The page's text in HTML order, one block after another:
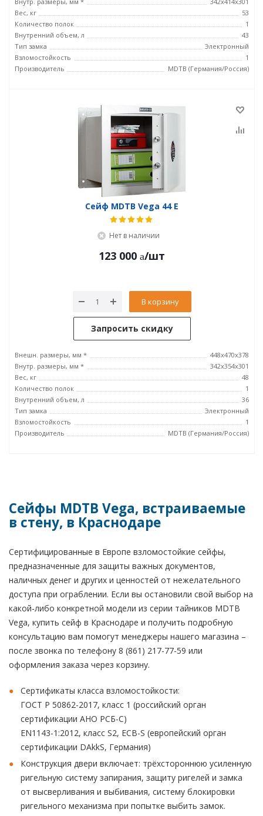
Вес, кг
53
Количество полок
1
Внутренний объем, л
43
Тип замка
Электронный
Взломостойкость
1
Производитель
MDTB (Германия/Россия)
Сейф MDTB Vega 44 Е
Нет в наличии
123 000 /шт
В корзину
Запросить скидку
Внешн. размеры, мм *
448x470x378
Внутр. размеры, мм *
342x354x301
Вес, кг
48
Количество полок
1
Внутренний объем, л
36
Тип замка
Электронный
Взломостойкость
1
Производитель
MDTB (Германия/Россия)
Сейфы MDTB Vega, встраиваемые
в стену, в Краснодаре
Сертифицированные в Европе взломостойкие сейфы,
предназначенные для защиты важных документов,
наличных денег и других и ценностей от нежелательного
доступа при ограблении. Если вы остановили свой выбор на
какой-либо конкретной модели из серии тайников MDTB
Vega, купить сейф в Краснодаре и получить подробную
консультацию вам помогут менеджеры нашего магазина –
после звонка по телефону 8 (861) 217-77-59 или
оформления заказа через корзину.
Сертификаты класса взломостойкости:
ГОСТ Р 50862-2017, класс 1 (российский орган
сертификации АНО РСБ-С)
EN1143-1:2012, класс S2, ECB-S (европейский орган
сертификации DAkkS, Германия)
Конструкция двери включает: трёхстороннюю усиленную
ригельную систему запирания, защиту ригелей и замка
от высверливания и выбивания, систему блокировки
ригельного механизма при попытке выбить замок.